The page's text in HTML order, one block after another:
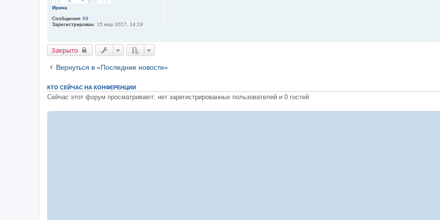
Ирина
Сообщения: 69
Зарегистрирован: 15 мар 2017, 14:19
Закрыто
Закрыто
Вернуться в «Последние новости»
КТО СЕЙЧАС НА КОНФЕРЕНЦИИ
Сейчас этот форум просматривают: нет зарегистрированных пользователей и 0 гостей